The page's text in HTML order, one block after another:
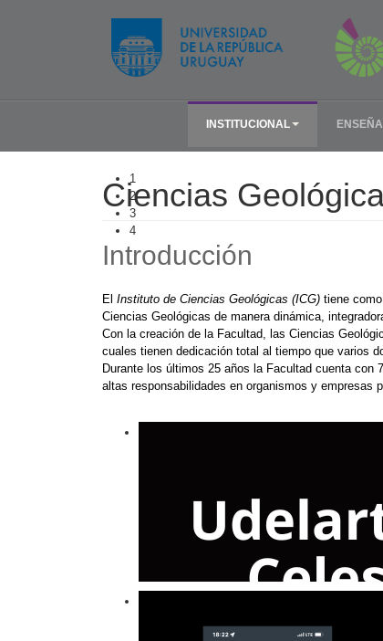
INSTITUCIONAL
Ciencias
Introducción
El Instituto de Ciencias Geológicas (ICG) tiene
Ciencias Geológicas de manera dinámica,
Con la creación de la Facultad, las Ciencias
cuales tienen dedicación total al tiempo que varios
Durante los últimos 25 años la Facultad cuenta con
altas responsabilidades en organismos y empresas
1
2
3
4